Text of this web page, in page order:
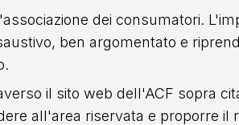
dei consumatori.
ben argomentato e
il sito web dell'ACF sopra
all'area riservata e proporre il